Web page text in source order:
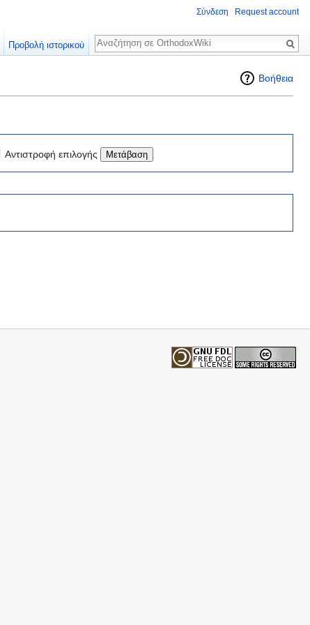
Βοήθεια
Αντιστροφή επιλογής
Σύνδεση Request account
Προβολή ιστορικού
Αναζήτηση